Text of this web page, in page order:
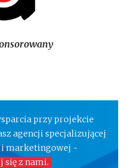
przy projekcie
agencji specjalizującej
marketingowej -
się z nami.